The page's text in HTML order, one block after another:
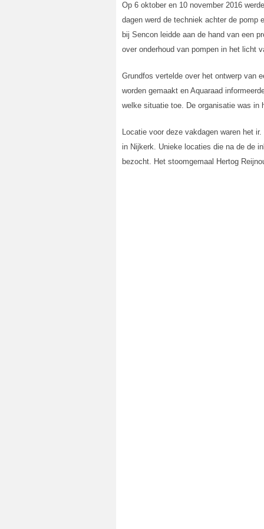
Op 6 oktober en 10 november 2016
dagen werd de techniek achter de
bij Sencon leidde aan de hand van een
over onderhoud van pompen in het licht
Grundfos vertelde over het ontwerp van
worden gemaakt en Aquaraad
welke situatie toe. De organisatie was in
Locatie voor deze vakdagen waren het
in Nijkerk. Unieke locaties die na de de
bezocht. Het stoomgemaal Hertog